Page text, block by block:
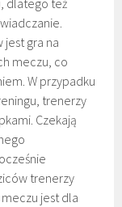
dlatego też
jest gra na
meczu, co
W przypadku
trenerzy
Czekają
trenerzy
jest dla